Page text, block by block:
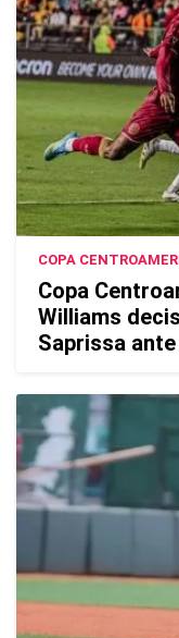
COPA
Copa
Williams
Saprissa ante